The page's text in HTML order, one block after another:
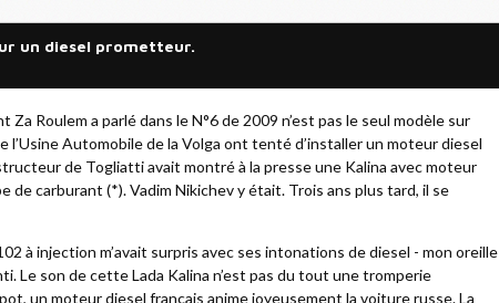
un diesel prometteur.
Za Roulem a parlé dans le N°6 de 2009 n’est pas le seul modèle sur
l’Usine Automobile de la Volga ont tenté d’installer un moteur diesel
de Togliatti avait montré à la presse une Kalina avec moteur
de carburant (*). Vadim Nikichev y était. Trois ans plus tard, il se
à injection m’avait surpris avec ses intonations de diesel - mon oreille
Le son de cette Lada Kalina n’est pas du tout une tromperie
un moteur diesel français anime joyeusement la voiture russe. La